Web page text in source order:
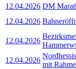
12.04.2026 DM
12.04.2026
12.04.2026
12.04.2026
mit